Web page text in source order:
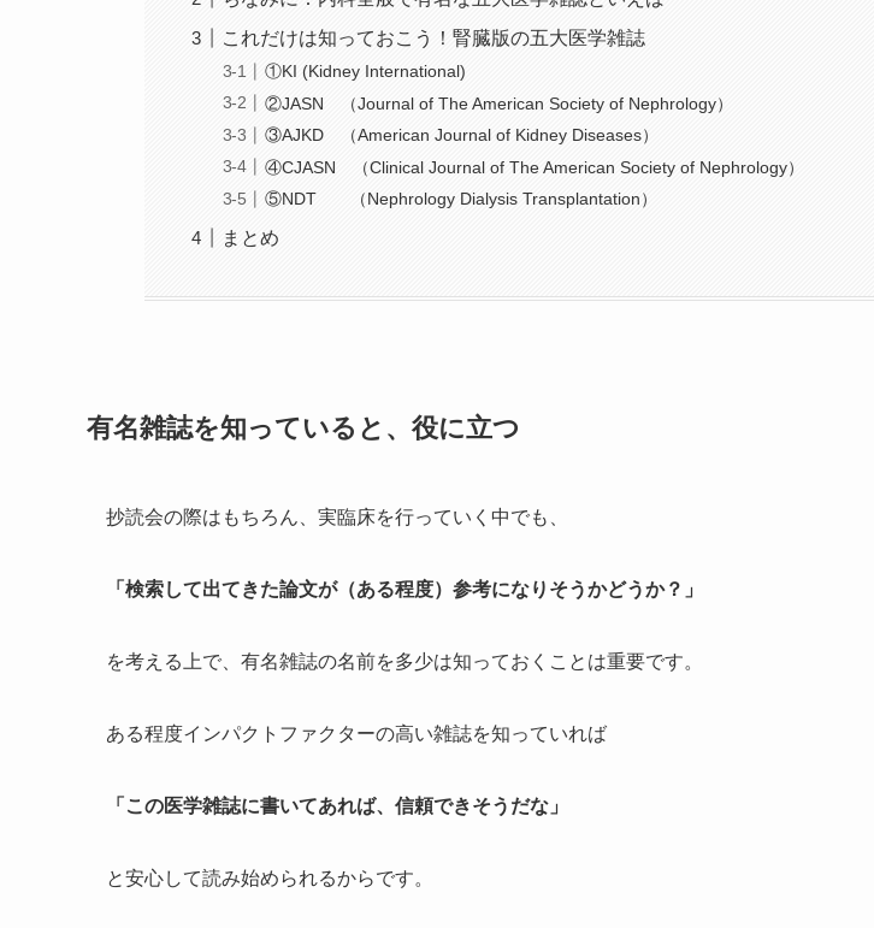
これだけは知っておこう！腎臓版の五大医学雑誌
①KI (Kidney International)
②JASN （Journal of The American Society of Nephrology）
③AJKD （American Journal of Kidney Diseases）
④CJASN （Clinical Journal of The American Society of Nephrology）
⑤NDT （Nephrology Dialysis Transplantation）
まとめ
有名雑誌を知っていると、役に立つ
抄読会の際はもちろん、実臨床を行っていく中でも、
「検索して出てきた論文が（ある程度）参考になりそうかどうか？」
を考える上で、有名雑誌の名前を多少は知っておくことは重要です。
ある程度インパクトファクターの高い雑誌を知っていれば
「この医学雑誌に書いてあれば、信頼できそうだな」
と安心して読み始められるからです。